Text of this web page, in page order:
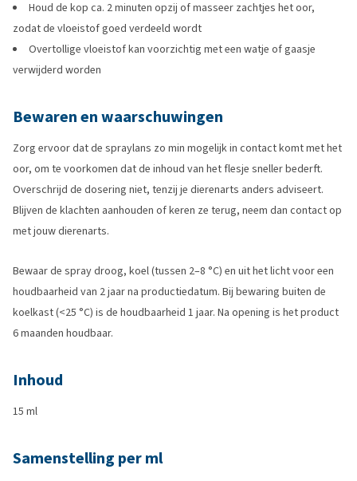
Houd de kop ca. 2 minuten opzij of masseer zachtjes het oor,
zodat de vloeistof goed verdeeld wordt
Overtollige vloeistof kan voorzichtig met een watje of gaasje
verwijderd worden
Bewaren en waarschuwingen
Zorg ervoor dat de spraylans zo min mogelijk in contact komt met het
oor, om te voorkomen dat de inhoud van het flesje sneller bederft.
Overschrijd de dosering niet, tenzij je dierenarts anders adviseert.
Blijven de klachten aanhouden of keren ze terug, neem dan contact op
met jouw dierenarts.
Bewaar de spray droog, koel (tussen 2–8 °C) en uit het licht voor een
houdbaarheid van 2 jaar na productiedatum. Bij bewaring buiten de
koelkast (<25 °C) is de houdbaarheid 1 jaar. Na opening is het product
6 maanden houdbaar.
Inhoud
15 ml
Samenstelling per ml